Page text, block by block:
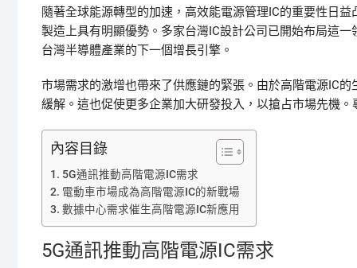
隨著全球能源轉型的加速，高效能電源管理IC的重要性日
製造上具有明顯優勢。多家台灣IC設計公司已開始布局這
台灣半導體產業的下一個增長引擎。
市場需求的激增也帶來了供應鏈的緊張。由於高階電源IC
緩解。這也促使更多企業加大研發投入，以搶占市場先機
內容目錄
5G通訊推動高階電源IC需求
電動車市場成為高階電源IC的新戰場
數據中心需求催生高階電源IC新應用
5G通訊推動高階電源IC需求